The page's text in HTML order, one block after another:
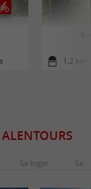
1,2 km
Se loger Se